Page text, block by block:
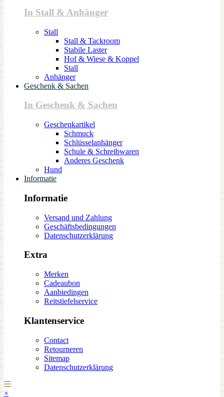
In Stall & Anhänger
Stall
Stall & Tackroom
Stabile Laster
Hof & Wiese & Koppel
Stall
Anhänger
Geschenk & Sachen
In Geschenk & Sachen
Geschenkartikel
Schmuck
Schlüsselanhänger
Schule & Schreibwaren
Anderes Geschenk
Hund
Informatie
Informatie
Versand und Zahlung
Geschäftsbedingungen
Datenschutzerklärung
Extra
Merken
Cadeaubon
Aanbiedingen
Reitstiefelservice
Klantenservice
Contact
Retourneren
Sitemap
Datenschutzerklärung
×